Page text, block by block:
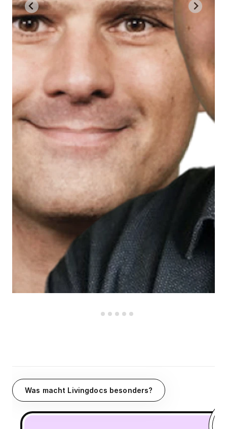
Küsters
Director
Technology &
Development,
Handelsblatt
Was macht Livingdocs besonders?